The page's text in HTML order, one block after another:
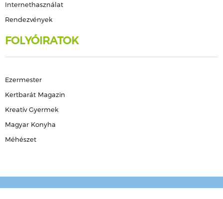
Internethasználat
Rendezvények
FOLYÓIRATOK
Ezermester
Kertbarát Magazin
Kreatív Gyermek
Magyar Konyha
Méhészet